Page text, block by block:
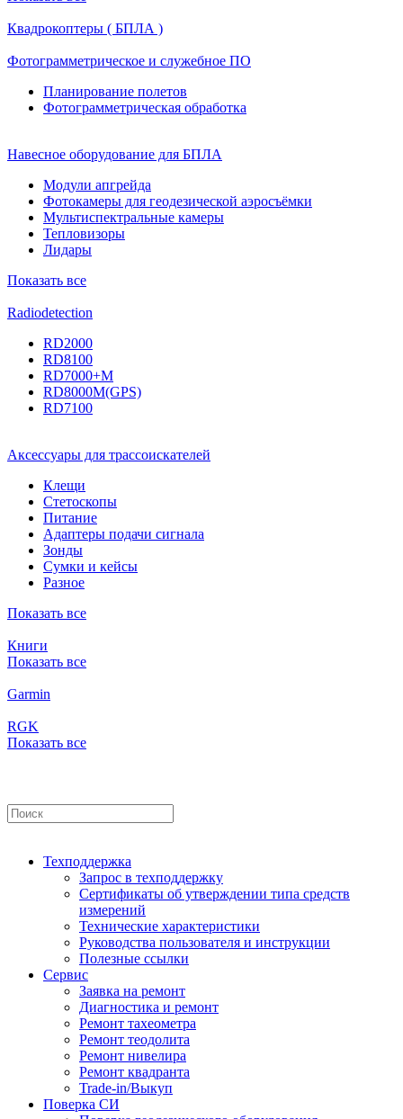
Квадрокоптеры ( БПЛА )
Фотограмметрическое и служебное ПО
Планирование полетов
Фотограмметрическая обработка
Навесное оборудование для БПЛА
Модули апгрейда
Фотокамеры для геодезической аэросъёмки
Мультиспектральные камеры
Тепловизоры
Лидары
Показать все
Radiodetection
RD2000
RD8100
RD7000+M
RD8000M(GPS)
RD7100
Аксессуары для трассоискателей
Клещи
Стетоскопы
Питание
Адаптеры подачи сигнала
Зонды
Сумки и кейсы
Разное
Показать все
Книги
Показать все
Garmin
RGK
Показать все
Техподдержка
Запрос в техподдержку
Сертификаты об утверждении типа средств
измерений
Технические характеристики
Руководства пользователя и инструкции
Полезные ссылки
Сервис
Заявка на ремонт
Диагностика и ремонт
Ремонт тахеометра
Ремонт теодолита
Ремонт нивелира
Ремонт квадранта
Trade-in/Выкуп
Поверка СИ